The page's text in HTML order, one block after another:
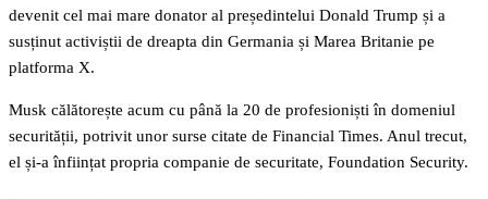
devenit cel mai mare donator al președintelui Donald Trump și a
susținut activiștii de dreapta din Germania și Marea Britanie pe
platforma X.
Musk călătorește acum cu până la 20 de profesioniști în domeniul
securității, potrivit unor surse citate de Financial Times. Anul trecut,
el și-a înființat propria companie de securitate, Foundation Security.